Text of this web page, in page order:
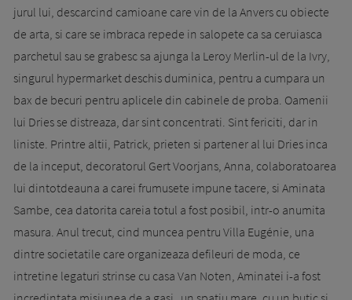
jurul lui, descarcind ca­mioane care vin de la Anvers cu obiecte
de arta, si care se imbraca repede in salo­pete ca sa ceruiasca
parchetul sau se grabesc sa ajunga la Leroy Merlin-ul de la Ivry,
singurul hypermarket deschis dumi­nica, pentru a cumpara un
bax de becuri pentru aplicele din cabinele de proba. Oamenii
lui Dries se distreaza, dar sint concentrati. Sint fericiti, dar in
liniste. Printre altii, Patrick, prieten si partener al lui Dries inca
de la inceput, de­coratorul Gert Voorjans, Anna, colaboratoarea
lui dintotdeauna a carei frumusete impune tacere, si Aminata
Sambe, cea datorita careia totul a fost posibil, intr-o anumita
masura. Anul trecut, cind muncea pentru Villa Eugénie, una
dintre so­cie­tatile care organizeaza defileuri de moda, ce
intretine legaturi strinse cu casa Van Noten, Aminatei i-a fost